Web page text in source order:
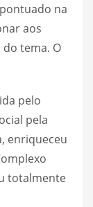
na
aos
tema. O
pelo
pela
enriqueceu
totalmente